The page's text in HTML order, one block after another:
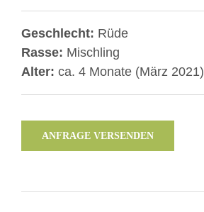
Geschlecht: Rüde
Rasse: Mischling
Alter: ca. 4 Monate (März 2021)
ANFRAGE VERSENDEN